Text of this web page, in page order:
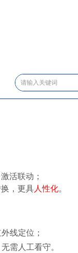
活联动；
，更具人性化。
线定位；
无需人工看守。